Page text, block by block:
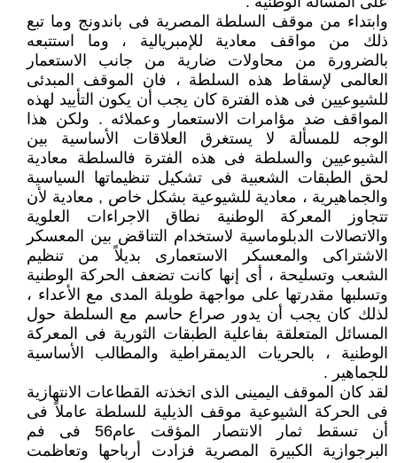
وابتداء من موقف السلطة المصرية فى باندونج وما تبع
ذلك من مواقف معادية للإمبريالية ، وما استتبعه
بالضرورة من محاولات ضارية من جانب الاستعمار
العالمى لإسقاط هذه السلطة ، فان الموقف المبدئى
للشيوعيين فى هذه الفترة كان يجب أن يكون التأييد لهذه
المواقف ضد مؤامرات الاستعمار وعملائه . ولكن هذا
الوجه للمسألة لا يستغرق العلاقات الأساسية بين
الشيوعيين والسلطة فى هذه الفترة فالسلطة معادية
لحق الطبقات الشعبية فى تشكيل تنظيماتها السياسية
والجماهيرية ، معادية للشيوعية بشكل خاص , معادية لأن
تتجاوز المعركة الوطنية نطاق الاجراءات العلوية
والاتصالات الدبلوماسية لاستخدام التناقض بين المعسكر
الاشتراكى والمعسكر الاستعمارى بديلاً من تنظيم
الشعب وتسليحة ، أى إنها كانت تضعف الحركة الوطنية
وتسلبها مقدرتها على مواجهة طويلة المدى مع الأعداء ،
لذلك كان يجب أن يدور صراع حاسم مع السلطة حول
المسائل المتعلقة بفاعلية الطبقات الثورية فى المعركة
الوطنية ، بالحريات الديمقراطية والمطالب الأساسية
للجماهير .
لقد كان الموقف اليمينى الذى اتخذته القطاعات الانتهازية
فى الحركة الشيوعية موقف الذيلية للسلطة عاملاً فى
أن تسقط ثمار الانتصار المؤقت عام56 فى فم
البرجوازية الكبيرة المصرية فزادت أرباحها وتعاظمت